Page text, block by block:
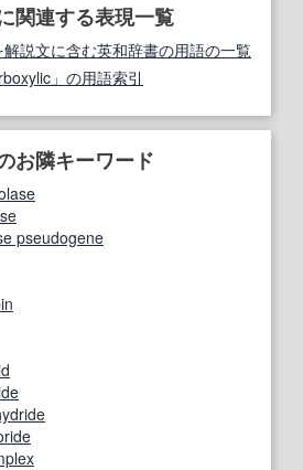
関連する表現一覧
解説文に含む英和辞書の用語の一覧
」の用語索引
お隣キーワード
pseudogene